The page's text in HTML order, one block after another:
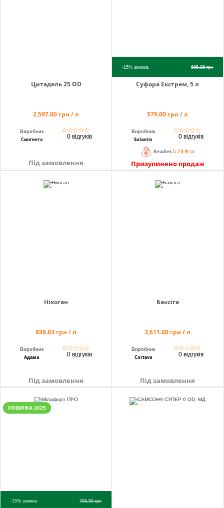
Цитадель 25 OD
2,597.00 грн / л
Виробник
Сингента
☆☆☆☆☆
0 відгуків
Під замовлення
-15%знижка 665.85грн
Суфора Екстрем, 5 л
579.00 грн / л
Виробник
Solantis
☆☆☆☆☆
0 відгуків
Кешбек 5.79 ₴ /л
Призупинено продаж
Нікоган
839.63 грн / л
Виробник
Адама
☆☆☆☆☆
0 відгуків
Під замовлення
Баксіга
3,611.00 грн / л
Виробник
Corteva
☆☆☆☆☆
0 відгуків
Під замовлення
НОВИНКА 2025
-15%знижка 755.55грн